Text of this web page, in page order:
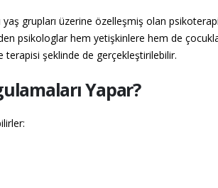
grupları üzerine özelleşmiş olan
psikologlar hem yetişkinlere hem de
şeklinde de gerçekleştirilebilir.
Yapar?